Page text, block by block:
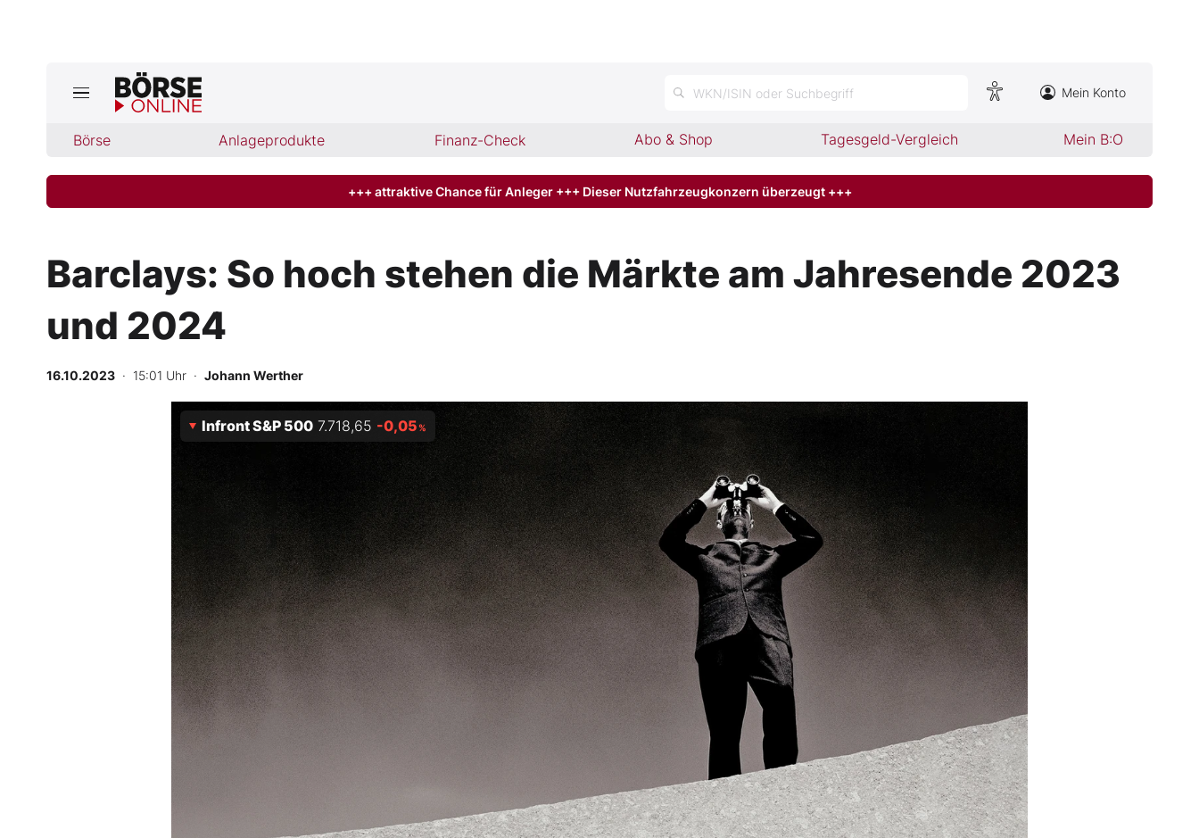
WKN/ISIN oder Suchbegriff Mein Konto
Börse Anlageprodukte Finanz-Check Abo & Shop Tagesgeld-Vergleich Mein B:O
Jetzt aktuelle Ausgabe BÖRSE ONLINE lesen
Finanz-Check
Abo & Shop
BO-Musterdepots
Experten
Mein Konto
Folgen Sie uns
Kontakt
+++ attraktive Chance für Anleger +++ Dieser Nutzfahrzeugkonzern überzeugt +++
Barclays: So hoch stehen die Märkte am Jahresende 2023
und 2024
16.10.2023 · 15:01 Uhr · Johann Werther
Infront S&P 500 7.718,65 -0,05%